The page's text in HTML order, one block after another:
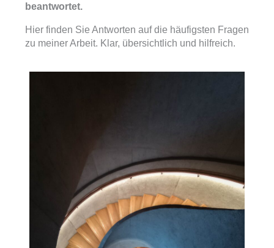
beantwortet.
Hier finden Sie Antworten auf die häufigsten Fragen
zu meiner Arbeit. Klar, übersichtlich und hilfreich.